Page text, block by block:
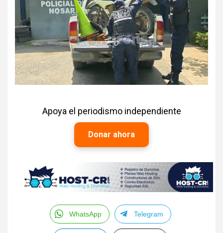
Apoya el periodismo independiente
Donar ahora
WhatsApp Telegram